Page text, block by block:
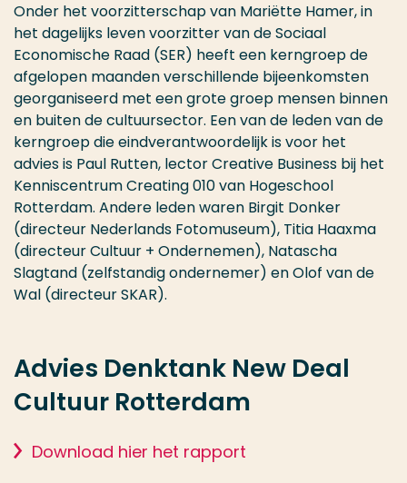
Onder het voorzitterschap van Mariëtte Hamer, in
het dagelijks leven voorzitter van de Sociaal
Economische Raad (SER) heeft een kerngroep de
afgelopen maanden verschillende bijeenkomsten
georganiseerd met een grote groep mensen binnen
en buiten de cultuursector. Een van de leden van de
kerngroep die eindverantwoordelijk is voor het
advies is Paul Rutten, lector Creative Business bij het
Kenniscentrum Creating 010 van Hogeschool
Rotterdam. Andere leden waren Birgit Donker
(directeur Nederlands Fotomuseum), Titia Haaxma
(directeur Cultuur + Ondernemen), Natascha
Slagtand (zelfstandig ondernemer) en Olof van de
Wal (directeur SKAR).
Advies Denktank New Deal
Cultuur Rotterdam
Download hier het rapport